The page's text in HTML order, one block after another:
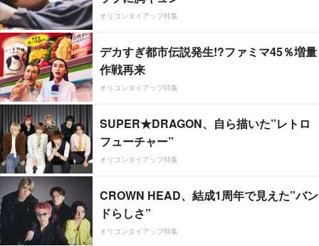
オリコンタイアップ特集
デカすぎ都市伝説発生!?ファミマ45％増量
作戦再来
オリコンタイアップ特集
SUPER★DRAGON、自ら描いた”レトロ
フューチャー”
オリコンタイアップ特集
CROWN HEAD、結成1周年で見えた”バン
ドらしさ”
オリコンタイアップ特集